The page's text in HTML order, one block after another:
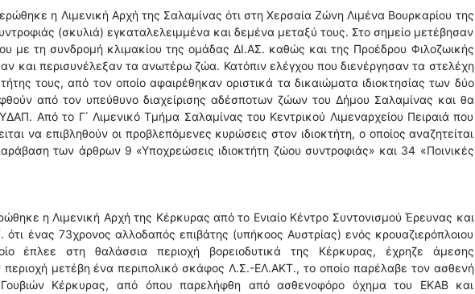
η Λιμενική Αρχή της Σαλαμίνας ότι στη Χερσαία Ζώνη Λιμένα Βουρκαρίου της
(σκυλιά) εγκαταλελειμμένα και δεμένα μεταξύ τους. Στο σημείο μετέβησαν
με τη συνδρομή κλιμακίου της ομάδας ΔΙ.ΑΣ. καθώς και της Προέδρου Φιλοζωικής
και περισυνέλεξαν τα ανωτέρω ζώα. Κατόπιν ελέγχου που διενέργησαν τα στελέχη
τους, από τον οποίο αφαιρέθηκαν οριστικά τα δικαιώματα ιδιοκτησίας των δύο
από τον υπεύθυνο διαχείρισης αδέσποτων ζώων του Δήμου Σαλαμίνας και θα
Από το Γ΄ Λιμενικό Τμήμα Σαλαμίνας του Κεντρικού Λιμεναρχείου Πειραιά που
να επιβληθούν οι προβλεπόμενες κυρώσεις στον ιδιοκτήτη, ο οποίος αναζητείται
των άρθρων 9 «Υποχρεώσεις ιδιοκτήτη ζώου συντροφιάς» και 34 «Ποινικές
η Λιμενική Αρχή της Κέρκυρας από το Ενιαίο Κέντρο Συντονισμού Έρευνας και
ένας 73χρονος αλλοδαπός επιβάτης (υπήκοος Αυστρίας) ενός κρουαζιερόπλοιου
έπλεε στη θαλάσσια περιοχή βορειοδυτικά της Κέρκυρας, έχρηζε άμεσης
μετέβη ένα περιπολικό σκάφος Λ.Σ.-ΕΛ.ΑΚΤ., το οποίο παρέλαβε τον ασθενή
Κέρκυρας, από όπου παρελήφθη από ασθενοφόρο όχημα του ΕΚΑΒ και